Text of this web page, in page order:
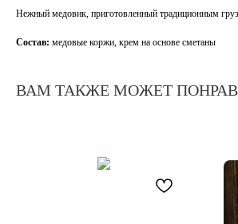
Нежный медовик, приготовленный традиционным
Состав: медовые коржи, крем на основе сметаны
ВАМ ТАКЖЕ МОЖЕТ